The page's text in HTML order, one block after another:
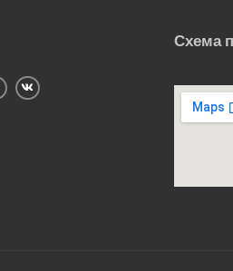
Схема